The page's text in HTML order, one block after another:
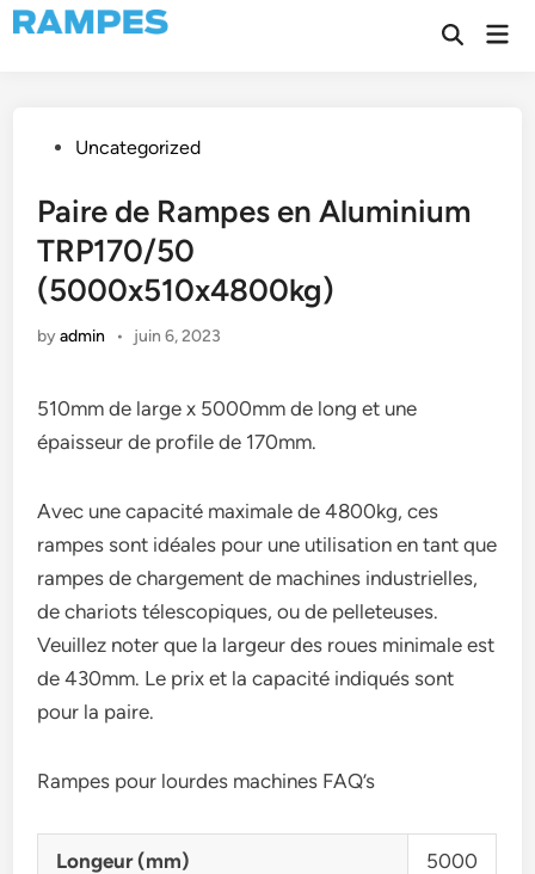
Skip
to
Open
PostedUncategorized
Paire de Rampes en Aluminium
TRP170/50
(5000x510x4800kg)
byadmin • juin 6, 2023
510mm de large x 5000mm de long et une
épaisseur de profile de 170mm.
Avec une capacité maximale de 4800kg, ces
rampes sont idéales pour une utilisation en tant que
rampes de chargement de machines industrielles,
de chariots télescopiques, ou de pelleteuses.
Veuillez noter que la largeur des roues minimale est
de 430mm. Le prix et la capacité indiqués sont
pour la paire.
Rampes pour lourdes machines FAQ’s
Longeur (mm) 5000